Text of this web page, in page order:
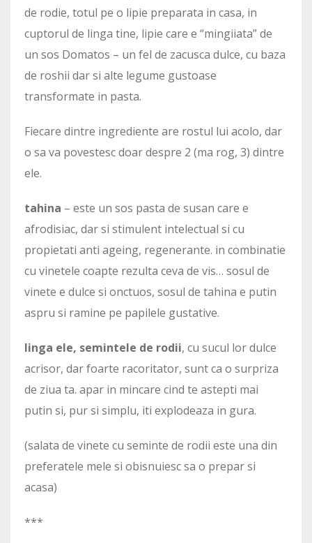
de rodie, totul pe o lipie preparata in casa, in
cuptorul de linga tine, lipie care e “mingiiata” de
un sos Domatos – un fel de zacusca dulce, cu baza
de roshii dar si alte legume gustoase
transformate in pasta.
Fiecare dintre ingrediente are rostul lui acolo, dar
o sa va povestesc doar despre 2 (ma rog, 3) dintre
ele.
tahina – este un sos pasta de susan care e
afrodisiac, dar si stimulent intelectual si cu
propietati anti ageing, regenerante. in combinatie
cu vinetele coapte rezulta ceva de vis… sosul de
vinete e dulce si onctuos, sosul de tahina e putin
aspru si ramine pe papilele gustative.
linga ele, semintele de rodii, cu sucul lor dulce
acrisor, dar foarte racoritator, sunt ca o surpriza
de ziua ta. apar in mincare cind te astepti mai
putin si, pur si simplu, iti explodeaza in gura.
(salata de vinete cu seminte de rodii este una din
preferatele mele si obisnuiesc sa o prepar si
acasa)
***